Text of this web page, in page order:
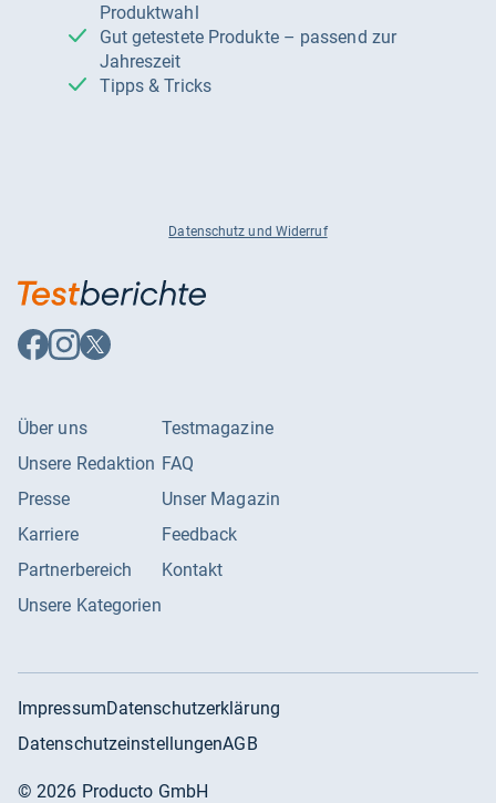
Produktwahl
Gut getestete Produkte – passend zur
Jahreszeit
Tipps & Tricks
Datenschutz und Widerruf
Auf
Facebook
Auf
Instagram
Auf
X
Über uns
Unsere Redaktion
Presse
Karriere
Partnerbereich
Unsere Kategorien
Testmagazine
FAQ
Unser Magazin
Feedback
Kontakt
ImpressumDatenschutzerklärung
DatenschutzeinstellungenAGB
©2026 Producto GmbH